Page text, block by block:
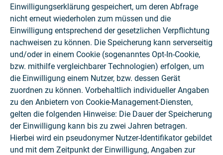
Einwilligungserklärung gespeichert, um deren Abfrage
nicht erneut wiederholen zum müssen und die
Einwilligung entsprechend der gesetzlichen Verpflichtung
nachweisen zu können. Die Speicherung kann serverseitig
und/oder in einem Cookie (sogenanntes Opt-In-Cookie,
bzw. mithilfe vergleichbarer Technologien) erfolgen, um
die Einwilligung einem Nutzer, bzw. dessen Gerät
zuordnen zu können. Vorbehaltlich individueller Angaben
zu den Anbietern von Cookie-Management-Diensten,
gelten die folgenden Hinweise: Die Dauer der Speicherung
der Einwilligung kann bis zu zwei Jahren betragen.
Hierbei wird ein pseudonymer Nutzer-Identifikator gebildet
und mit dem Zeitpunkt der Einwilligung, Angaben zur